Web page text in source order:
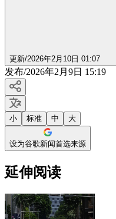
更新/2026年2月10日 01:07
发布/2026年2月9日 15:19
小 标准 中 大
设为谷歌新闻首选来源
延伸阅读